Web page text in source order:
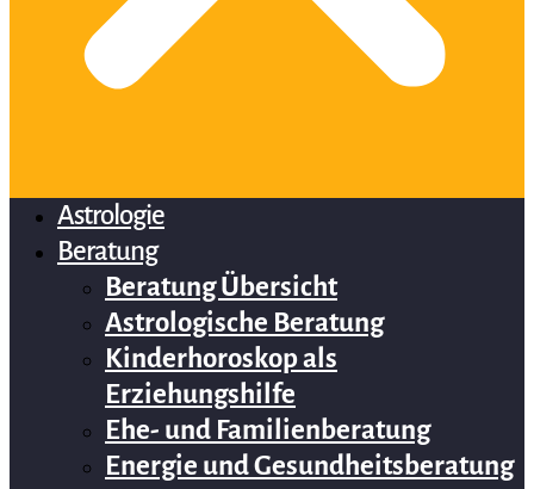
Astrologie
Beratung
Beratung Übersicht
Astrologische Beratung
Kinderhoroskop als
Erziehungshilfe
Ehe- und Familienberatung
Energie und Gesundheitsberatung